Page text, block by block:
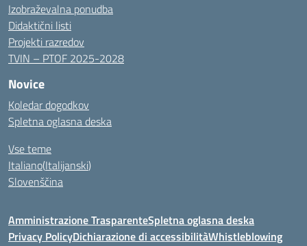
Izobraževalna ponudba
Didaktični listi
Projekti razredov
TVIN – PTOF 2025-2028
Novice
Koledar dogodkov
Spletna oglasna deska
Vse teme
Italiano(Italijanski)
Slovenščina
Amministrazione TrasparenteSpletna oglasna deska
Privacy PolicyDichiarazione di accessibilitàWhistleblowing